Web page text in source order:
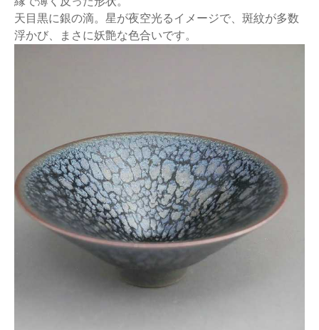
天目黒に銀の滴。星が夜空光るイメージで、斑紋が多数
浮かび、まさに妖艶な色合いです。